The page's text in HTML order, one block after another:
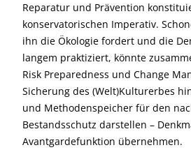
Reparatur und Prävention
konservatorischen Imperativ.
ihn die Ökologie fordert und die
langem praktiziert, könnte
Risk Preparedness und Change
Sicherung des (Welt)Kulturerbes
und Methodenspeicher für den
Bestandsschutz darstellen –
Avantgardefunktion übernehmen.